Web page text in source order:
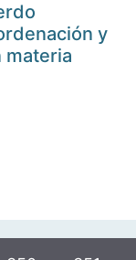
y
materia